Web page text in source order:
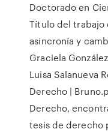
Doctorado en
Título del trabajo
asincronía y
Graciela
Luisa Salanueva
Derecho |
Derecho,
tesis de derecho